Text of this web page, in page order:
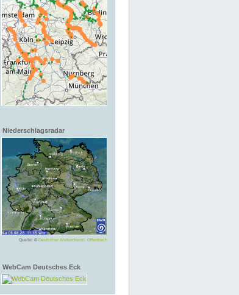
Niederschlagsradar
Quelle: © Deutscher Wetterdienst, Offenbach
WebCam Deutsches Eck